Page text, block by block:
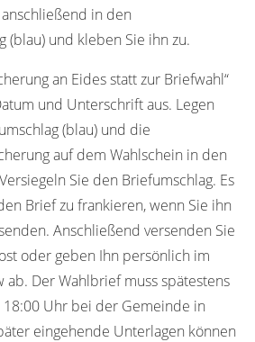
in den
(blau) und kleben Sie ihn zu.
an Eides statt zur Briefwahl“
und Unterschrift aus. Legen
(blau) und die
auf dem Wahlschein in den
Sie den Briefumschlag. Es
Brief zu frankieren, wenn Sie ihn
Anschließend versenden Sie
oder geben Ihn persönlich im
ab. Der Wahlbrief muss spätestens
18:00 Uhr bei der Gemeinde in
eingehende Unterlagen können